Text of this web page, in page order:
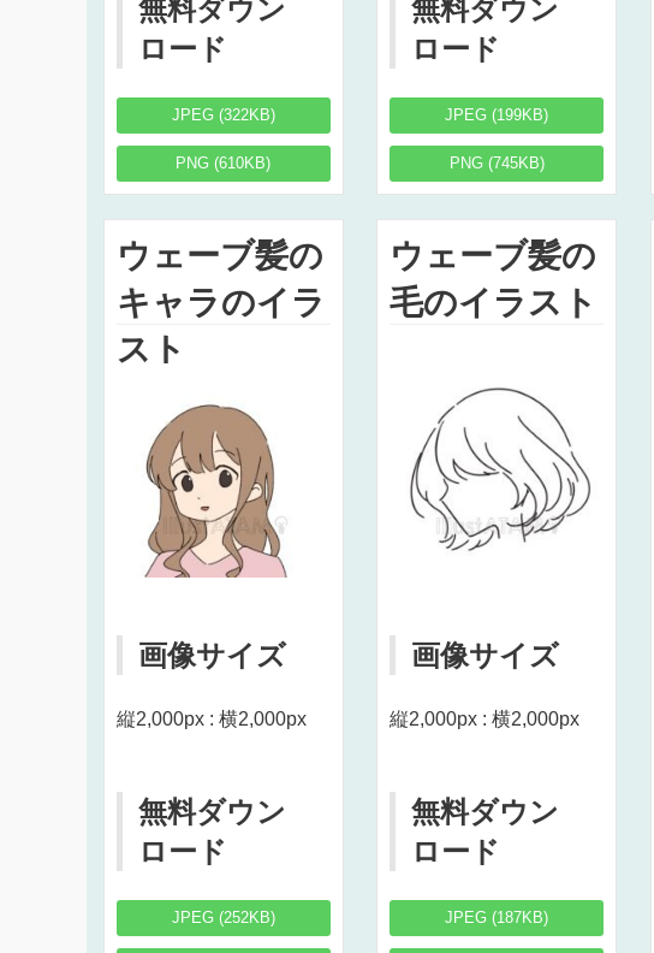
無料ダウン
ロード
JPEG (322KB)
PNG (610KB)
無料ダウン
ロード
JPEG (199KB)
PNG (745KB)
ウェーブ髪の
キャラのイラ
スト
画像サイズ
縦2,000px : 横2,000px
無料ダウン
ロード
JPEG (252KB)
ウェーブ髪の
毛のイラスト
画像サイズ
縦2,000px : 横2,000px
無料ダウン
ロード
JPEG (187KB)